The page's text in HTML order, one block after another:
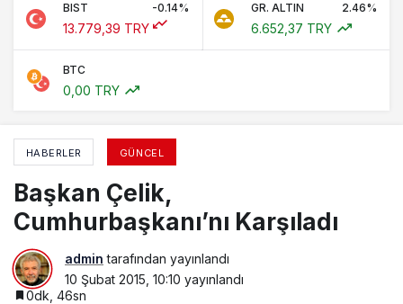
BIST -0.14%
13.779,39 TRY
GR. ALTIN 2.46%
6.652,37 TRY
BTC
0,00 TRY
HABERLER GÜNCEL
Başkan Çelik,
Cumhurbaşkanı’nı Karşıladı
admin tarafından yayınlandı
10 Şubat 2015, 10:10 yayınlandı
0dk, 46sn